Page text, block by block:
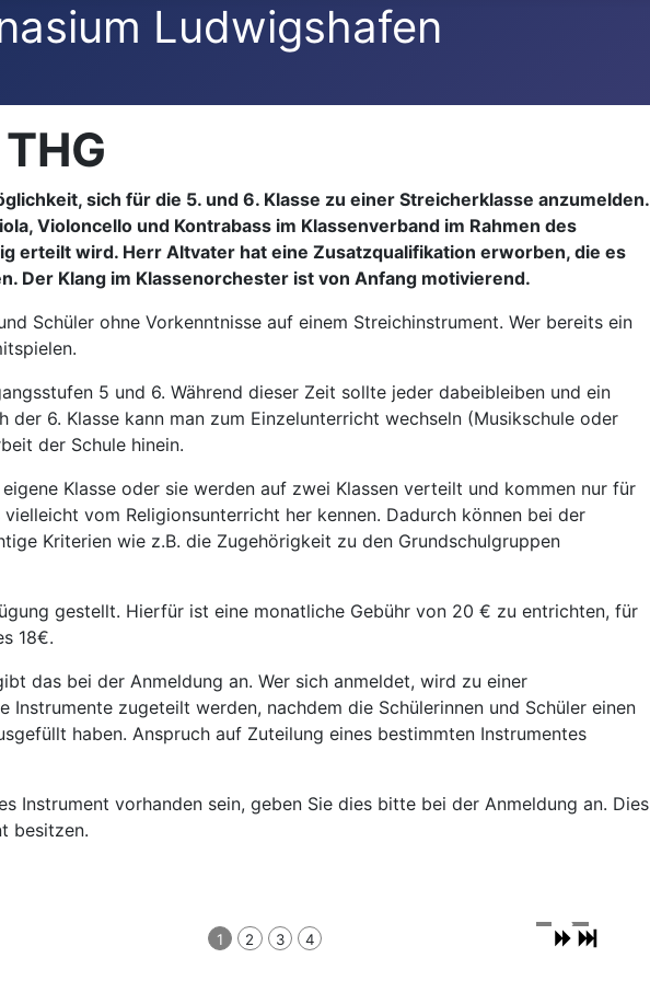
Ludwigshafen
sich für die 5. und 6. Klasse zu einer Streicherklasse anzumelden.
Violoncello und Kontrabass im Klassenverband im Rahmen des
erteilt wird. Herr Altvater hat eine Zusatzqualifikation erworben, die es
Der Klang im Klassenorchester ist von Anfang motivierend.
Schüler ohne Vorkenntnisse auf einem Streichinstrument. Wer bereits ein
5 und 6. Während dieser Zeit sollte jeder dabeibleiben und ein
6. Klasse kann man zum Einzelunterricht wechseln (Musikschule oder
der Schule hinein.
Klasse oder sie werden auf zwei Klassen verteilt und kommen nur für
vom Religionsunterricht her kennen. Dadurch können bei der
Kriterien wie z.B. die Zugehörigkeit zu den Grundschulgruppen
gestellt. Hierfür ist eine monatliche Gebühr von 20 € zu entrichten, für
18€.
das bei der Anmeldung an. Wer sich anmeldet, wird zu einer
zugeteilt werden, nachdem die Schülerinnen und Schüler einen
haben. Anspruch auf Zuteilung eines bestimmten Instrumentes
Instrument vorhanden sein, geben Sie dies bitte bei der Anmeldung an. Dies
besitzen.
1 2 3 4